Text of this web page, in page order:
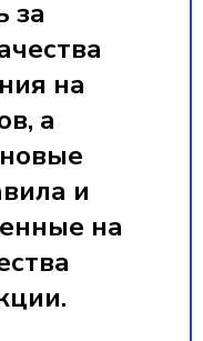
за
на
а
и
на